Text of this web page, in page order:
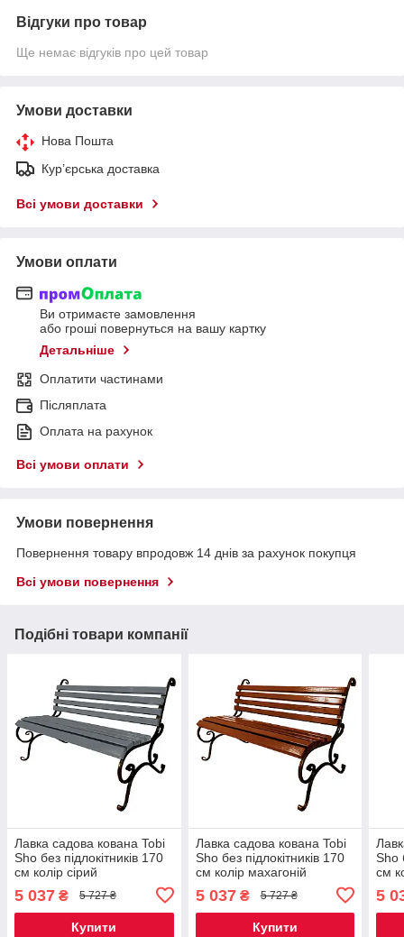
Відгуки про товар
Ще немає відгуків про цей товар
Умови доставки
Нова Пошта
Кур’єрська доставка
Всі умови доставки
Умови оплати
Ви отримаєте замовлення
або гроші повернуться на вашу картку
Детальніше
Оплатити частинами
Післяплата
Оплата на рахунок
Всі умови оплати
Умови повернення
Повернення товару впродовж 14 днів за рахунок покупця
Всі умови повернення
Подібні товари компанії
Лавка садова кована Tobi
Sho без підлокітників 170
см колір сірий
5 037 ₴ 5 727 ₴
Купити
Лавка садова кована Tobi
Sho без підлокітників 170
см колір махагоній
5 037₴ 5 727 ₴
Купити
Sho
см
5